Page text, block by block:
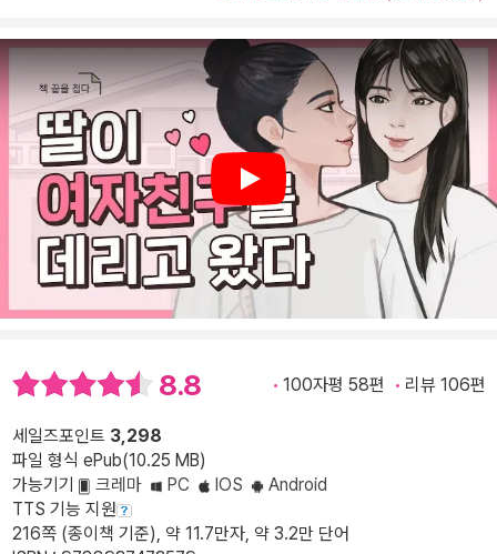
Play
8.8 100자평 58편 리뷰 106편
세일즈포인트 3,298
파일 형식 ePub(10.25 MB)
가능기기
크레마 PC IOS
Android
TTS 기능 지원
216쪽 (종이책 기준), 약 11.7만자, 약 3.2만 단어